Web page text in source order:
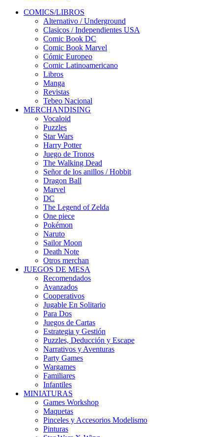
COMICS/LIBROS
Alternativo / Underground
Clasicos / Independientes USA
Comic Book DC
Comic Book Marvel
Cómic Europeo
Comic Latinoamericano
Libros
Manga
Revistas
Tebeo Nacional
MERCHANDISING
Vocaloid
Puzzles
Star Wars
Harry Potter
Juego de Tronos
The Walking Dead
Señor de los anillos / Hobbit
Dragon Ball
Marvel
DC
The Legend of Zelda
One piece
Pokémon
Naruto
Sailor Moon
Death Note
Otros merchan
JUEGOS DE MESA
Recomendados
Avanzados
Cooperativos
Jugable En Solitario
Para Dos
Juegos de Cartas
Estrategia y Gestión
Puzzles, Deducción y Escape
Narrativos y Aventuras
Party Games
Wargames
Familiares
Infantiles
MINIATURAS
Games Workshop
Maquetas
Pinceles y Accesorios Modelismo
Pinturas